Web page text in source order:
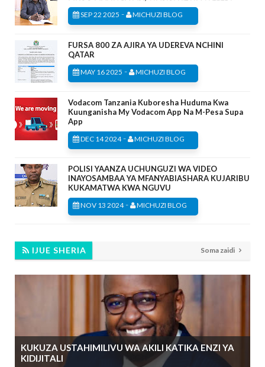
SEP 22 2025 - MICHUZI BLOG
FURSA 800 ZA AJIRA YA UDEREVA NCHINI
QATAR
MAY 16 2025 - MICHUZI BLOG
Vodacom Tanzania Kuboresha Huduma Kwa
Kuunganisha My Vodacom App Na M-Pesa Supa
App
DEC 14 2024- MICHUZI BLOG
POLISI YAANZA UCHUNGUZI WA VIDEO
INAYOSAMBAA YA MFANYABIASHARA KUJARIBU
KUKAMATWA KWA NGUVU
NOV 13 2024- MICHUZI BLOG
IJUE SHERIA Soma zaidi
KUKUZA USTAHIMILIVU WA AKILI KATIKA ENZI YA
KIDIJITALI